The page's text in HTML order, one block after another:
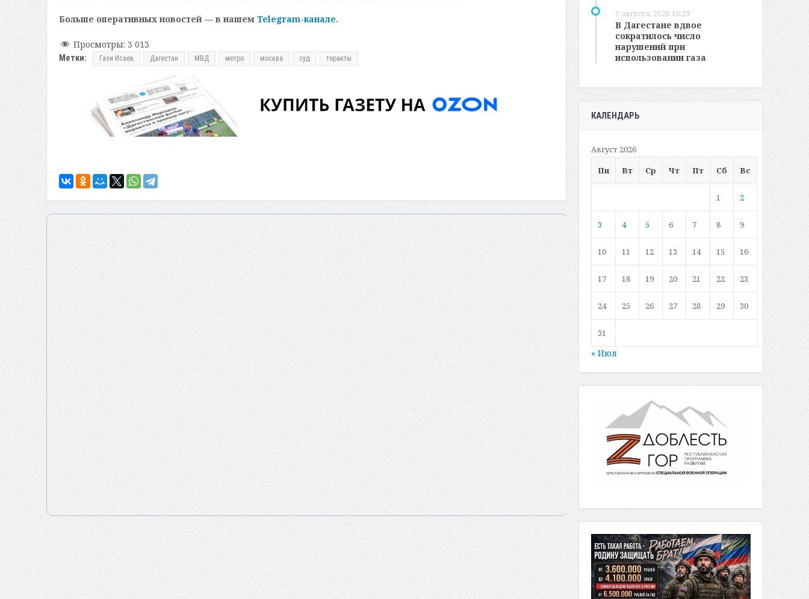
Больше оперативных новостей — в нашем Telegram-канале.
Просмотры: 3 013
Метки: Гази Исаев Дагестан МВД метро москва суд теракты
5 августа, 2026 16:29
В Дагестане вдвое
сократилось число
нарушений при
использовании газа
КАЛЕНДАРЬ
Август 2026
Пн
Вт Ср Чт Пт Сб Вс
1 2
3 4 5 6 7 8 9
10 11 12 13 14 15 16
17 18 19 20 21 22 23
24 25 26 27 28 29 30
31
« Июл